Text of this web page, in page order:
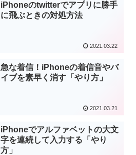
iPhoneのtwitterでアプリに勝手
に飛ぶときの対処方法
2021.03.22
急な着信！iPhoneの着信音やバ
イブを素早く消す「やり方」
2021.03.21
iPhoneでアルファベットの大文
字を連続して入力する「やり
方」